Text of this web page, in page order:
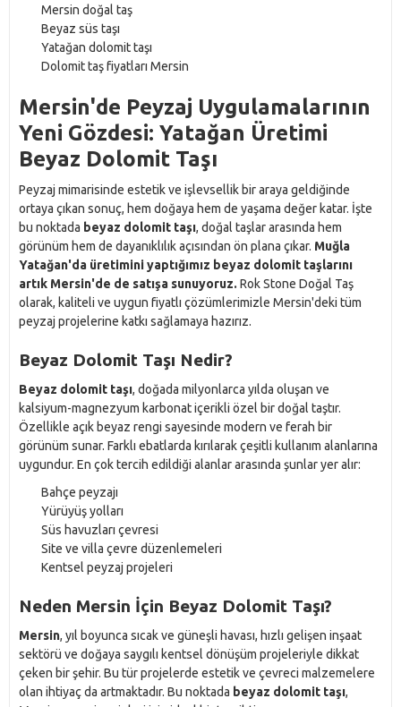
Mersin doğal taş
Beyaz süs taşı
Yatağan dolomit taşı
Dolomit taş fiyatları Mersin
Mersin'de Peyzaj Uygulamalarının
Yeni Gözdesi: Yatağan Üretimi
Beyaz Dolomit Taşı
Peyzaj mimarisinde estetik ve işlevsellik bir araya geldiğinde
ortaya çıkan sonuç, hem doğaya hem de yaşama değer katar. İşte
bu noktada beyaz dolomit taşı, doğal taşlar arasında hem
görünüm hem de dayanıklılık açısından ön plana çıkar. Muğla
Yatağan'da üretimini yaptığımız beyaz dolomit taşlarını
artık Mersin'de de satışa sunuyoruz. Rok Stone Doğal Taş
olarak, kaliteli ve uygun fiyatlı çözümlerimizle Mersin'deki tüm
peyzaj projelerine katkı sağlamaya hazırız.
Beyaz Dolomit Taşı Nedir?
Beyaz dolomit taşı, doğada milyonlarca yılda oluşan ve
kalsiyum-magnezyum karbonat içerikli özel bir doğal taştır.
Özellikle açık beyaz rengi sayesinde modern ve ferah bir
görünüm sunar. Farklı ebatlarda kırılarak çeşitli kullanım alanlarına
uygundur. En çok tercih edildiği alanlar arasında şunlar yer alır:
Bahçe peyzajı
Yürüyüş yolları
Süs havuzları çevresi
Site ve villa çevre düzenlemeleri
Kentsel peyzaj projeleri
Neden Mersin İçin Beyaz Dolomit Taşı?
Mersin, yıl boyunca sıcak ve güneşli havası, hızlı gelişen inşaat
sektörü ve doğaya saygılı kentsel dönüşüm projeleriyle dikkat
çeken bir şehir. Bu tür projelerde estetik ve çevreci malzemelere
olan ihtiyaç da artmaktadır. Bu noktada beyaz dolomit taşı,